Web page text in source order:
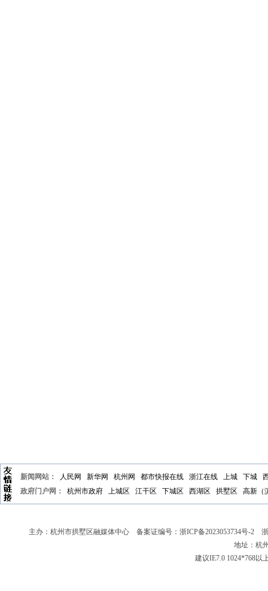
新闻网站： 人民网 新华网 杭州网 都市快报在线 浙江在线 上城 下城
政府门户网：
杭州市政府 上城区 江干区 下城区 西湖区 拱墅区 高新（
主办：杭州市拱墅区融媒体中心 备案证编号： 浙ICP备2023053734号-2 浙
地址：杭
建议IE7.0 1024*768